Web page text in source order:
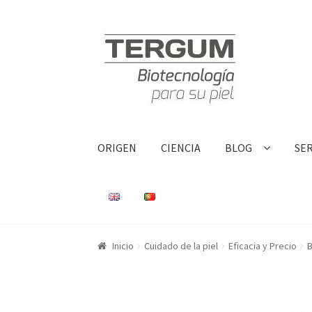
Ir a la navegación
Ir al contenido
ORIGEN CIENCIA BLOG
InicioBLOGCHAMPÚS CIENCIACOMPRAR
Inicio Cuidado de la piel Eficacia y Precio